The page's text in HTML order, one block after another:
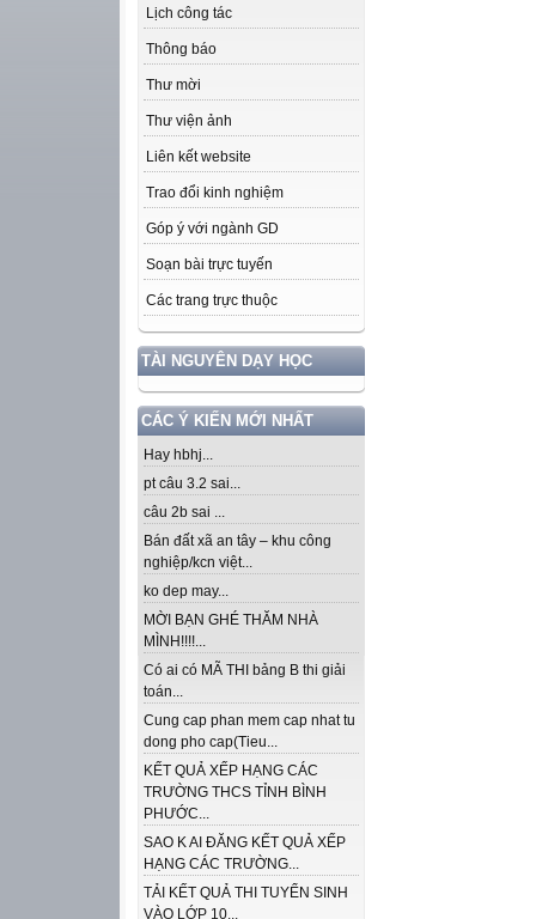
Lịch công tác
Thông báo
Thư mời
Thư viện ảnh
Liên kết website
Trao đổi kinh nghiệm
Góp ý với ngành GD
Soạn bài trực tuyến
Các trang trực thuộc
TÀI NGUYÊN DẠY HỌC
CÁC Ý KIẾN MỚI NHẤT
Hay hbhj...
pt câu 3.2 sai...
câu 2b sai ...
Bán đất xã an tây – khu công
nghiệp/kcn việt...
ko dep may...
MỜI BẠN GHÉ THĂM NHÀ
MÌNH!!!!...
Có ai có MÃ THI bảng B thi giải
toán...
Cung cap phan mem cap nhat tu
dong pho cap(Tieu...
KẾT QUẢ XẾP HẠNG CÁC
TRƯỜNG THCS TỈNH BÌNH
PHƯỚC...
SAO K AI ĐĂNG KẾT QUẢ XẾP
HẠNG CÁC TRƯỜNG...
TẢI KẾT QUẢ THI TUYỂN SINH
VÀO LỚP 10...